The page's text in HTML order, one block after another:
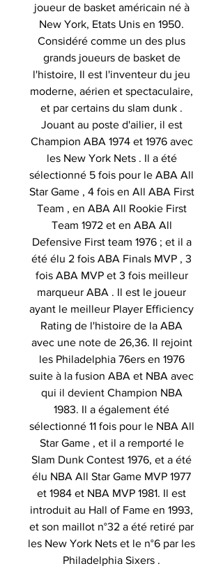
joueur de basket américain né à
New York, Etats Unis en 1950.
Considéré comme un des plus
grands joueurs de basket de
l'histoire, Il est l'inventeur du jeu
moderne, aérien et spectaculaire,
et par certains du slam dunk .
Jouant au poste d'ailier, il est
Champion ABA 1974 et 1976 avec
les New York Nets . Il a été
sélectionné 5 fois pour le ABA All
Star Game , 4 fois en All ABA First
Team , en ABA All Rookie First
Team 1972 et en ABA All
Defensive First team 1976 ; et il a
été élu 2 fois ABA Finals MVP , 3
fois ABA MVP et 3 fois meilleur
marqueur ABA . Il est le joueur
ayant le meilleur Player Efficiency
Rating de l'histoire de la ABA
avec une note de 26,36. Il rejoint
les Philadelphia 76ers en 1976
suite à la fusion ABA et NBA avec
qui il devient Champion NBA
1983. Il a également été
sélectionné 11 fois pour le NBA All
Star Game , et il a remporté le
Slam Dunk Contest 1976, et a été
élu NBA All Star Game MVP 1977
et 1984 et NBA MVP 1981. Il est
introduit au Hall of Fame en 1993,
et son maillot n°32 a été retiré par
les New York Nets et le n°6 par les
Philadelphia Sixers .